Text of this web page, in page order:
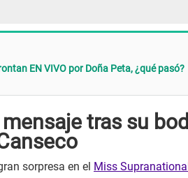
EN VIVO por Doña Peta, ¿qué pasó?
tras su
sorpresa en el Miss Supranational